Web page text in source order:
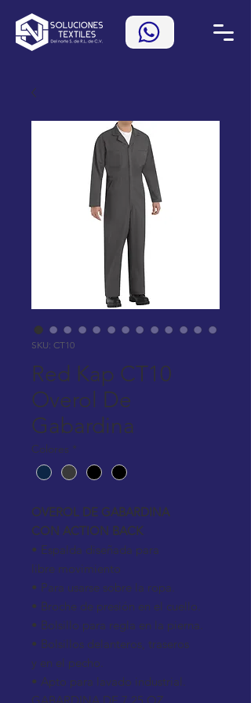
SKU: CT10
Red Kap CT10
Overol De
Gabardina
Colores *
OVEROL DE GABARDINA
CON ACTION BACK
• Espalda diseñada para
libre movimiento
• Para usarse sobre la ropa.
• Broche de presión en el cuello.
• Bolsillo para regla en la pierna.
• Bolsillos delanteros, traseros
y en el pecho.
• Apto para lavado industrial.